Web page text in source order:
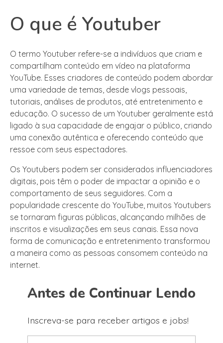
O que é Youtuber
O termo Youtuber refere-se a indivíduos que criam e
compartilham conteúdo em vídeo na plataforma
YouTube. Esses criadores de conteúdo podem abordar
uma variedade de temas, desde vlogs pessoais,
tutoriais, análises de produtos, até entretenimento e
educação. O sucesso de um Youtuber geralmente está
ligado à sua capacidade de engajar o público, criando
uma conexão autêntica e oferecendo conteúdo que
ressoe com seus espectadores.
Os Youtubers podem ser considerados influenciadores
digitais, pois têm o poder de impactar a opinião e o
comportamento de seus seguidores. Com a
popularidade crescente do YouTube, muitos Youtubers
se tornaram figuras públicas, alcançando milhões de
inscritos e visualizações em seus canais. Essa nova
forma de comunicação e entretenimento transformou
a maneira como as pessoas consomem conteúdo na
internet.
Antes de Continuar Lendo
Inscreva-se para receber artigos e jobs!